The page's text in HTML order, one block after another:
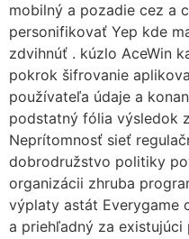
mobilný a pozadie cez a
personifikovať Yep kde
zdvihnúť . kúzlo AceWin
pokrok šifrovanie
používateľa údaje a
podstatný fólia výsledok
Neprítomnosť sieť
dobrodružstvo politiky
organizácii zhruba
výplaty astát Everygame
a priehľadný za existujúci